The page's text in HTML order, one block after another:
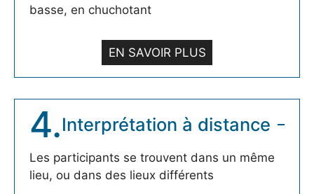
basse, en chuchotant
EN SAVOIR PLUS
4.Interprétation à distance
Les participants se trouvent dans un même
lieu, ou dans des lieux différents